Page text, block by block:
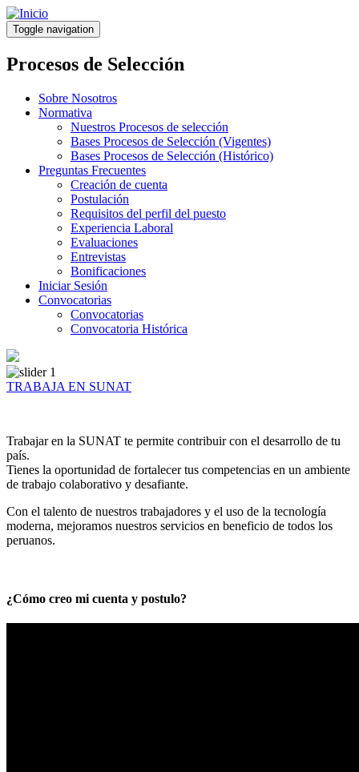
Pasar
al
contenido
principal
Toggle navigation
Procesos de Selección
Sobre Nosotros
Normativa
Nuestros Procesos de selección
Bases Procesos de Selección (Vigentes)
Bases Procesos de Selección (Histórico)
Preguntas Frecuentes
Creación de cuenta
Postulación
Requisitos del perfil del puesto
Experiencia Laboral
Evaluaciones
Entrevistas
Bonificaciones
Iniciar Sesión
Convocatorias
Convocatorias
Convocatoria Histórica
TRABAJA EN SUNAT
Trabajar en la SUNAT te permite contribuir con el desarrollo de tu
país.
Tienes la oportunidad de fortalecer tus competencias en un ambiente
de trabajo colaborativo y desafiante.
Con el talento de nuestros trabajadores y el uso de la tecnología
moderna, mejoramos nuestros servicios en beneficio de todos los
peruanos.
¿Cómo creo mi cuenta y postulo?